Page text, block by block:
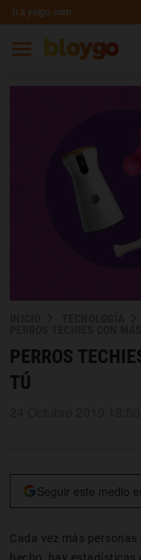
Ir a yoigo.com
PERROS
TÚ
Seguir este medio
Cada vez más
hecho, hay estadísticas